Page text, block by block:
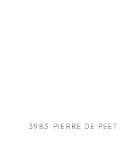
3983 PIERRE DE PEET